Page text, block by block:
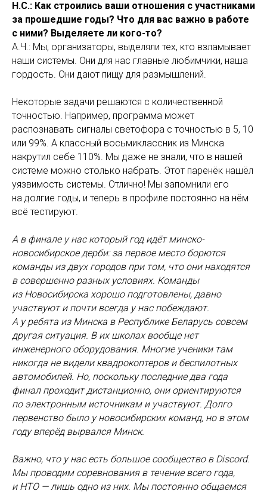
Н.С.: Как строились ваши отношения с участниками
за прошедшие годы? Что для вас важно в работе
с ними? Выделяете ли кого-то?
А.Ч.: Мы, организаторы, выделяли тех, кто взламывает
наши системы. Они для нас главные любимчики, наша
гордость. Они дают пищу для размышлений.
Некоторые задачи решаются с количественной
точностью. Например, программа может
распознавать сигналы светофора с точностью в 5, 10
или 99%. А классный восьмиклассник из Минска
накрутил себе 110%. Мы даже не знали, что в нашей
системе можно столько набрать. Этот паренёк нашёл
уязвимость системы. Отлично! Мы запомнили его
на долгие годы, и теперь в профиле постоянно на нём
всё тестируют.
А в финале у нас который год идёт минско-
новосибирское дерби: за первое место борются
команды из двух городов при том, что они находятся
в совершенно разных условиях. Команды
из Новосибирска хорошо подготовлены, давно
участвуют и почти всегда у нас побеждают.
А у ребята из Минска в Республике Беларусь совсем
другая ситуация. В их школах вообще нет
инженерного оборудования. Многие ученики там
никогда не видели квадрокоптеров и беспилотных
автомобилей. Но, поскольку последние два года
финал проходит дистанционно, они ориентируются
по электронным источникам и участвуют. Долго
первенство было у новосибирских команд, но в этом
году вперёд вырвался Минск.
Важно, что у нас есть большое сообщество в Discord.
Мы проводим соревнования в течение всего года,
и НТО — лишь одно из них. Мы постоянно общаемся